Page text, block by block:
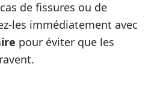
de fissures ou de
les immédiatement avec
pour éviter que les